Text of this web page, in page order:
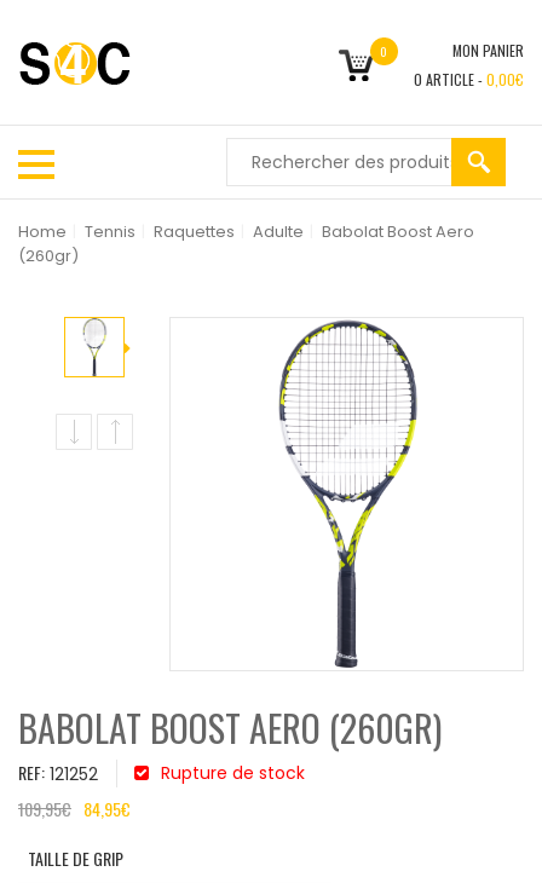
0
MON PANIER
0 ARTICLE -0,00€
Home Tennis Raquettes Adulte
Babolat Boost Aero
(260gr)
BABOLAT BOOST AERO (260GR)
REF: 121252 Rupture de stock
109,95€ 84,95€
TAILLE DE GRIP